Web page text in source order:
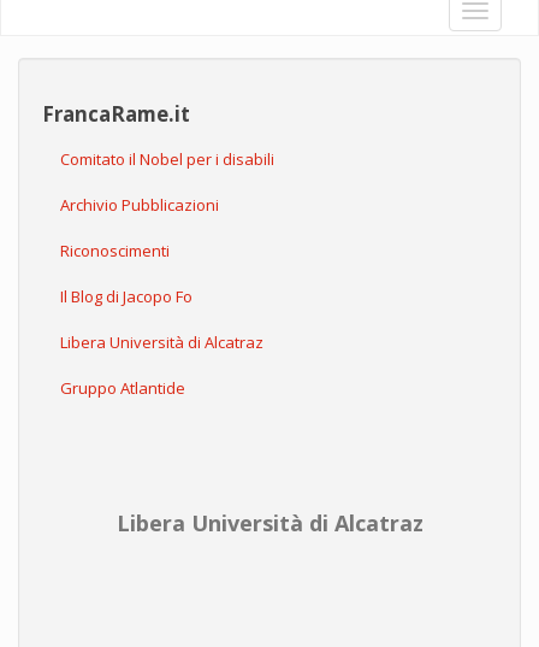
Toggle
FrancaRame.it
Comitato il Nobel per i disabili
Archivio Pubblicazioni
Riconoscimenti
Il Blog di Jacopo Fo
Libera Università di Alcatraz
Gruppo Atlantide
Libera Università di Alcatraz